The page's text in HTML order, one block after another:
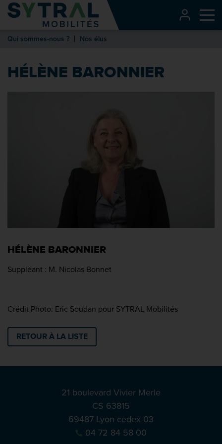
Contenu
Entête de page
Recherche
Qui sommes-nous ? Nos élus
HÉLÈNE BARONNIER
HÉLÈNE BARONNIER
Suppléant : M. Nicolas Bonnet
Crédit Photo: Eric Soudan pour SYTRAL Mobilités
RETOUR À LA LISTE
21 boulevard Vivier Merle
CS 63815
69487 Lyon cedex 03
04 72 84 58 00